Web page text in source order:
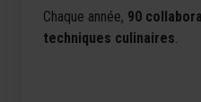
Chaque année, 90
techniques culinaires.